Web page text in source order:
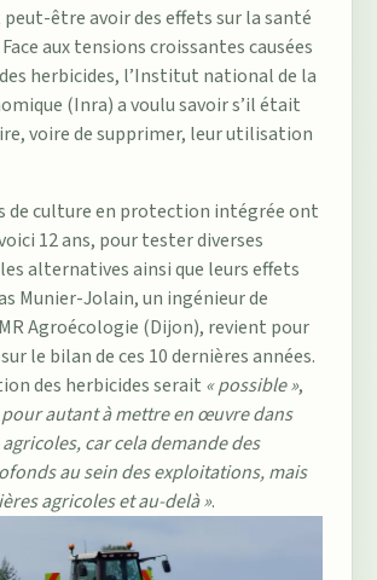
être avoir des effets sur la santé
aux tensions croissantes causées
herbicides, l’Institut national de la
(Inra) a voulu savoir s’il était
voire de supprimer, leur utilisation
de culture en protection intégrée ont
12 ans, pour tester diverses
alternatives ainsi que leurs effets
Munier-Jolain, un ingénieur de
Agroécologie (Dijon), revient pour
le bilan de ces 10 dernières années.
des herbicides serait « possible »,
pour autant à mettre en œuvre dans
car cela demande des
au sein des exploitations, mais
agricoles et au-delà ».